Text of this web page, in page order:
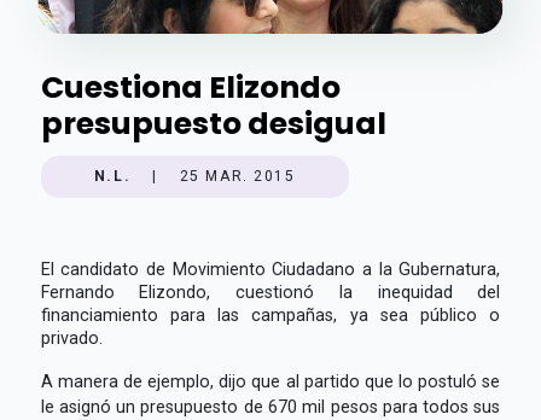
Cuestiona Elizondo
presupuesto desigual
N.L. 25 MAR. 2015
El candidato de Movimiento Ciudadano a la Gubernatura,
Fernando Elizondo, cuestionó la inequidad del
financiamiento para las campañas, ya sea público o
privado.
A manera de ejemplo, dijo que al partido que lo postuló se
le asignó un presupuesto de 670 mil pesos para todos sus